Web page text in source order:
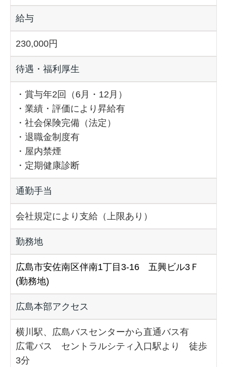
給与
230,000円
待遇・福利厚生
・賞与年2回（6月・12月）
・業績・評価により昇給有
・社会保険完備（法定）
・退職金制度有
・屋内禁煙
・定期健康診断
通勤手当
会社規定により支給（上限あり）
勤務地
広島市安佐南区伴南1丁目3-16 五興ビル3Ｆ
(勤務地)
広島本部アクセス
横川駅、広島バスセンターから直通バス有
広電バス セントラルシティ入口駅より 徒歩
3分